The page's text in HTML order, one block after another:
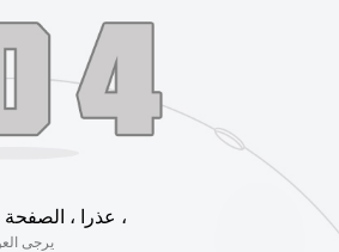
عذرا ، الصفحة غير موجودة ،
يرجى